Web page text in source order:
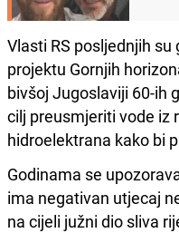
Vlasti RS posljednjih
projektu Gornjih
bivšoj Jugoslaviji 60-ih
cilj preusmjeriti vode iz
hidroelektrana kako bi
Godinama se
ima negativan utjecaj
na cijeli južni dio sliva